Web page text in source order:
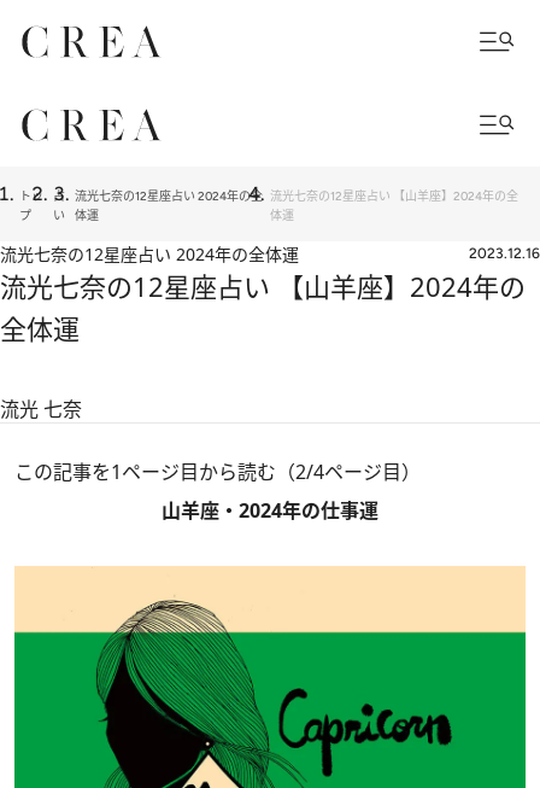
トッ
プ
占
い
流光七奈の12星座占い 2024年の全
体運
流光七奈の12星座占い 【山羊座】2024年の全
体運
流光七奈の12星座占い 2024年の全体運 2023.12.16
流光七奈の12星座占い 【山羊座】2024年の
全体運
流光 七奈
この記事を1ページ目から読む（2/4ページ目）
山羊座・2024年の仕事運